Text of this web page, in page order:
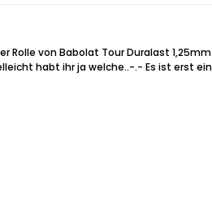
Rolle von Babolat Tour Duralast
habt ihr ja welche..-.- Es ist erst